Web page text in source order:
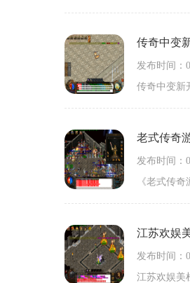
传奇中变
发布时间：
老式传奇
发布时间：
江苏欢娱
发布时间：